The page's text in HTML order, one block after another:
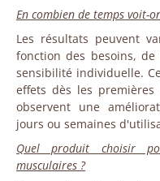
En combien de temps voit-
Les résultats peuvent
fonction des besoins,
sensibilité individuelle.
effets dès les
observent une
jours ou semaines
Quel produit choisir
musculaires ?